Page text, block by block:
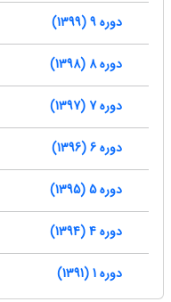
دوره 9 (1399)
دوره 8 (1398)
دوره 7 (1397)
دوره 6 (1396)
دوره 5 (1395)
دوره 4 (1394)
دوره 1 (1391)